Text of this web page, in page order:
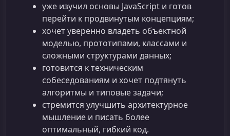
уже изучил основы JavaScript и готов
перейти к продвинутым концепциям;
хочет уверенно владеть объектной
моделью, прототипами, классами и
сложными структурами данных;
готовится к техническим
собеседованиям и хочет подтянуть
алгоритмы и типовые задачи;
стремится улучшить архитектурное
мышление и писать более
оптимальный, гибкий код.